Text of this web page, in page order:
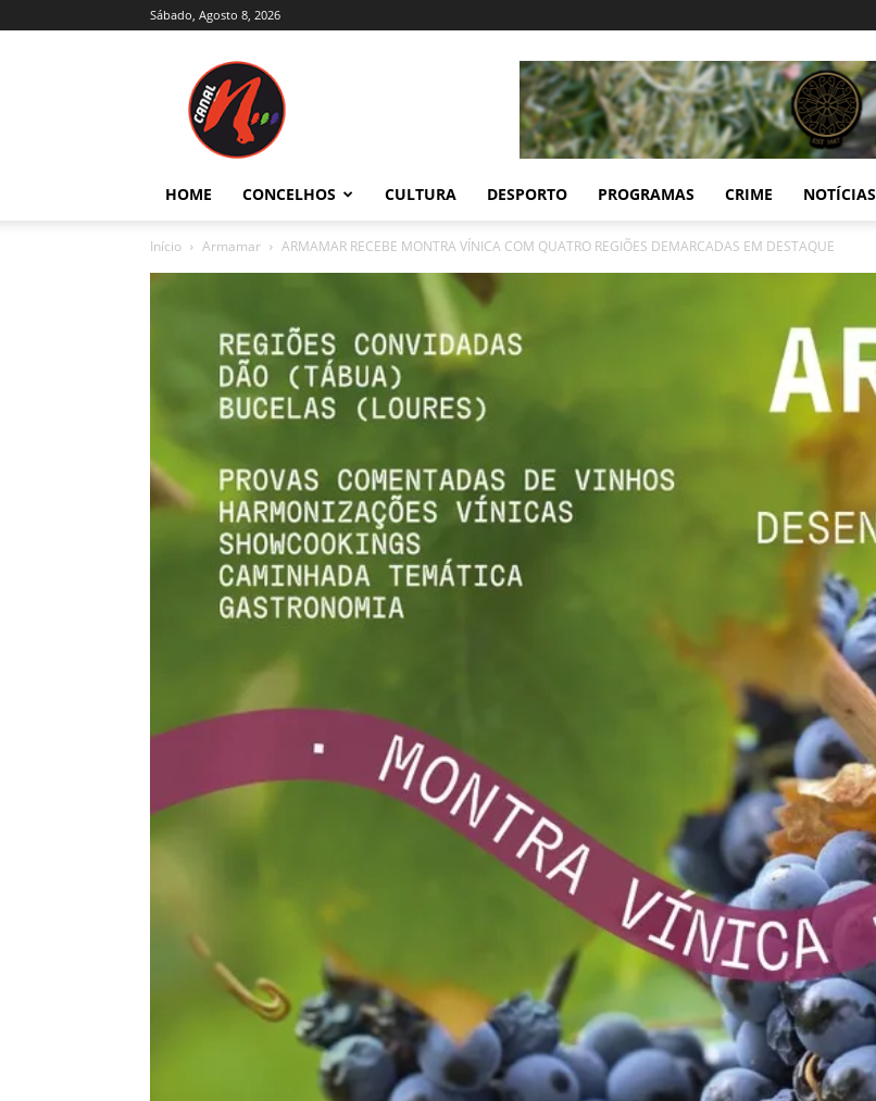
Sábado, Agosto 8, 2026
Trás-
e
Alto
HOME CONCELHOS CULTURA DESPORTO PROGRAMAS CRIME NOTÍCIAS
Início Armamar ARMAMAR RECEBE MONTRA VÍNICA COM QUATRO REGIÕES DEMARCADAS EM DESTAQUE